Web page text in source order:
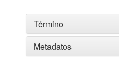
Término
Metadatos